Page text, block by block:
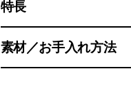
特長
素材／お手入れ方法